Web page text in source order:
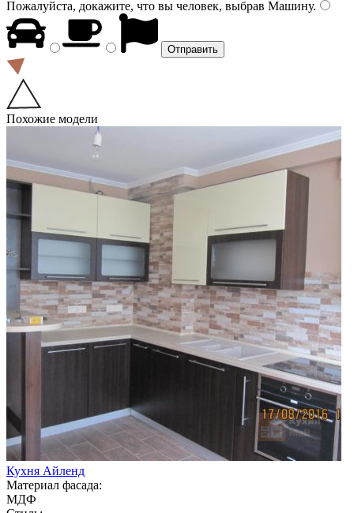
Пожалуйста, докажите, что вы человек, выбрав Машину.
Похожие модели
Кухня Айленд
Материал фасада:
МДФ